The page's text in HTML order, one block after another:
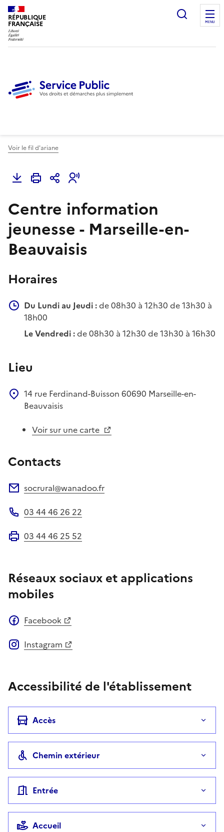
RÉPUBLIQUE
FRANÇAISE
Ouvrir
MENU
Voir le fil d'ariane
Centre information
jeunesse - Marseille-en-
Beauvaisis
Horaires
Du Lundi au Jeudi :de 08h30 à 12h30 de 13h30 à
18h00
Le Vendredi :de 08h30 à 12h30 de 13h30 à 16h30
Lieu
14 rue Ferdinand-Buisson 60690 Marseille-en-
Beauvaisis
Voir sur une carte
Contacts
socrural@wanadoo.fr
03 44 46 26 22
03 44 46 25 52
Réseaux sociaux et applications
mobiles
Facebook
Instagram
Accessibilité de l'établissement
Accès
Chemin extérieur
Entrée
Accueil